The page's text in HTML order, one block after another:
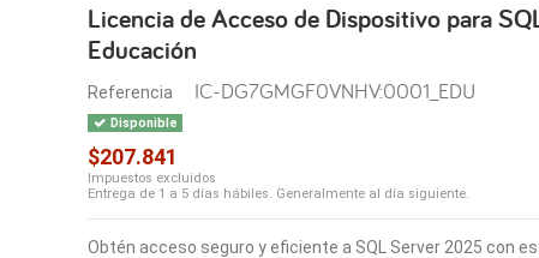
Licencia de Acceso de Dispositivo para
Educación
Referencia IC-DG7GMGF0VNHV:0001_EDU
Disponible
$207.841
Impuestos excluidos
Entrega de 1 a 5 días hábiles. Generalmente al día siguiente.
Obtén acceso seguro y eficiente a SQL Server 2025 con